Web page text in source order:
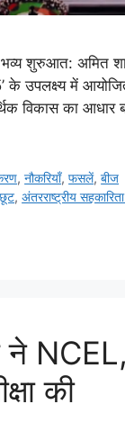
भव्य शुरुआत: अमित
के उपलक्ष्य में
विकास का आधार
,नौकरियाँ,फसलें,बीज
,अंतरराष्ट्रीय
ने
की